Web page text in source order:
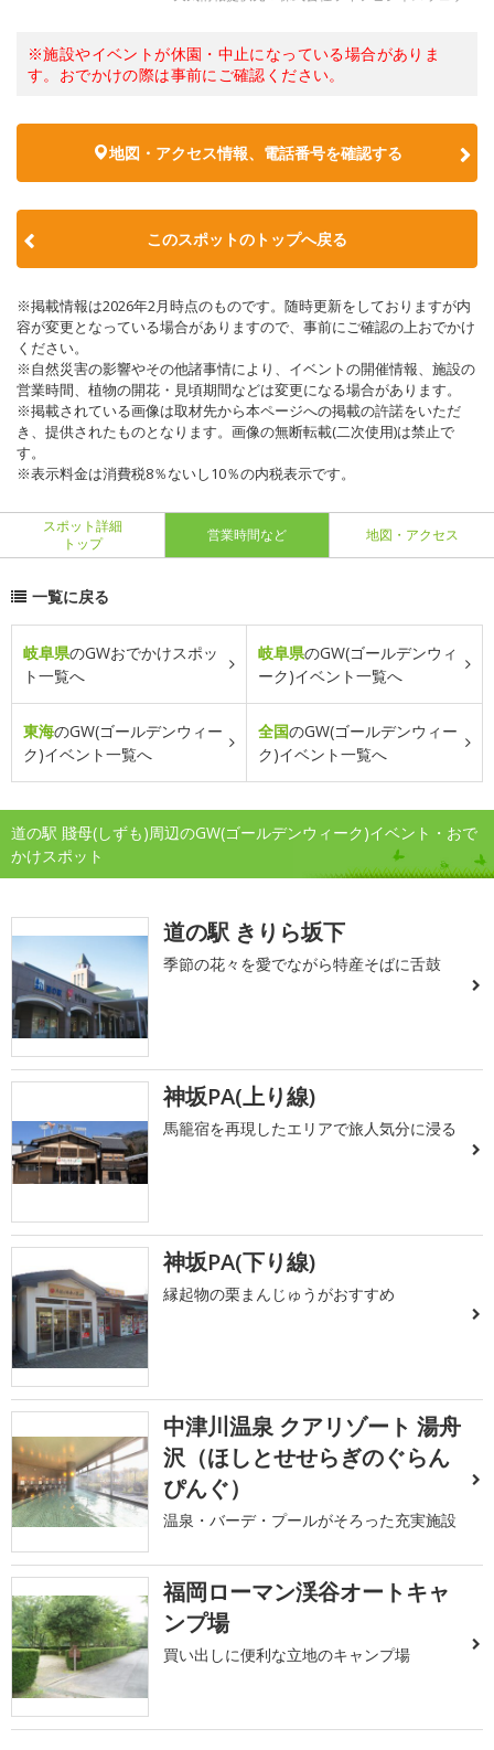
※施設やイベントが休園・中止になっている場合がありま
す。おでかけの際は事前にご確認ください。
地図・アクセス情報、電話番号を確認する
このスポットのトップへ戻る
※掲載情報は2026年2月時点のものです。随時更新をしておりますが内
容が変更となっている場合がありますので、事前にご確認の上おでかけ
ください。
※自然災害の影響やその他諸事情により、イベントの開催情報、施設の
営業時間、植物の開花・見頃期間などは変更になる場合があります。
※掲載されている画像は取材先から本ページへの掲載の許諾をいただ
き、提供されたものとなります。画像の無断転載(二次使用)は禁止で
す。
※表示料金は消費税8％ないし10％の内税表示です。
スポット詳細
トップ
営業時間など 地図・アクセス
一覧に戻る
岐阜県のGWおでかけスポッ
ト一覧へ
岐阜県のGW(ゴールデンウィ
ーク)イベント一覧へ
東海のGW(ゴールデンウィー
ク)イベント一覧へ
全国のGW(ゴールデンウィー
ク)イベント一覧へ
道の駅 賤母(しずも)周辺のGW(ゴールデンウィーク)イベント・おで
かけスポット
道の駅 きりら坂下
季節の花々を愛でながら特産そばに舌鼓
神坂PA(上り線)
馬籠宿を再現したエリアで旅人気分に浸る
神坂PA(下り線)
縁起物の栗まんじゅうがおすすめ
中津川温泉 クアリゾート 湯舟
沢（ほしとせせらぎのぐらん
ぴんぐ）
温泉・バーデ・プールがそろった充実施設
福岡ローマン渓谷オートキャ
ンプ場
買い出しに便利な立地のキャンプ場